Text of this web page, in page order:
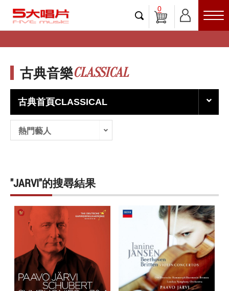
0
古典音樂CLASSICAL
古典首頁CLASSICAL
熱門藝人
"JARVI"的搜尋結果